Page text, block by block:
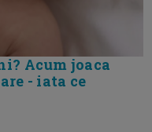
Acum joaca
- iata ce